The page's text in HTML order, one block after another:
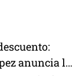
anuncia la